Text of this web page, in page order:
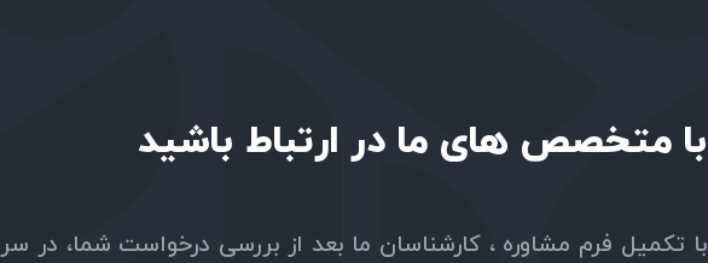
با متخصص های ما در ارتباط باشید
با تکمیل فرم مشاوره ، کارشناسان ما بعد از بررسی درخواست شما، در